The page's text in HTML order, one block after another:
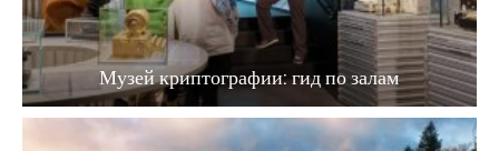
Музей криптографии: гид по залам